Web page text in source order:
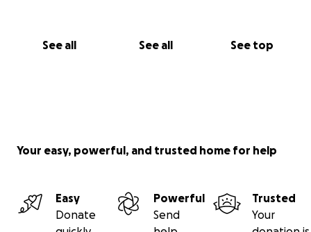
See all See all See top
Your easy, powerful, and trusted home for help
Easy
Donate
Powerful
Send
Trusted
Your